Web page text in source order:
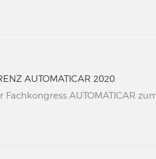
AUTOMATICAR 2020
AUTOMATICAR